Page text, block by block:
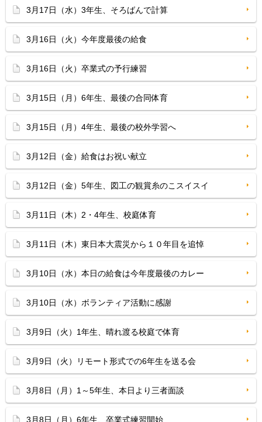
3月17日（水）3年生、そろばんで計算
3月16日（火）今年度最後の給食
3月16日（火）卒業式の予行練習
3月15日（月）6年生、最後の合同体育
3月15日（月）4年生、最後の校外学習へ
3月12日（金）給食はお祝い献立
3月12日（金）5年生、図工の観賞糸のこスイスイ
3月11日（木）2・4年生、校庭体育
3月11日（木）東日本大震災から１０年目を追悼
3月10日（水）本日の給食は今年度最後のカレー
3月10日（水）ボランティア活動に感謝
3月9日（火）1年生、晴れ渡る校庭で体育
3月9日（火）リモート形式での6年生を送る会
3月8日（月）1～5年生、本日より三者面談
3月8日（月）6年生、卒業式練習開始